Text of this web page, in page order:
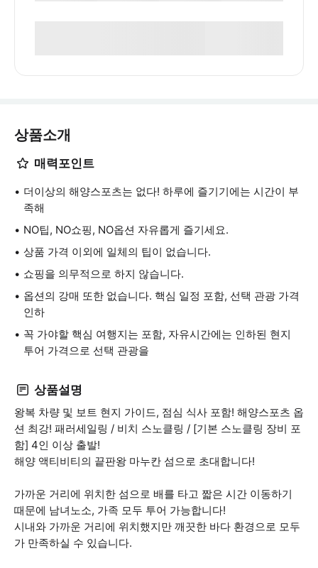
상품소개
매력포인트
더이상의 해양스포츠는 없다! 하루에 즐기기에는 시간이 부
족해
NO팁, NO쇼핑, NO옵션 자유롭게 즐기세요.
상품 가격 이외에 일체의 팁이 없습니다.
쇼핑을 의무적으로 하지 않습니다.
옵션의 강매 또한 없습니다. 핵심 일정 포함, 선택 관광 가격
인하
꼭 가야할 핵심 여행지는 포함, 자유시간에는 인하된 현지
투어 가격으로 선택 관광을
상품설명
왕복 차량 및 보트 현지 가이드, 점심 식사 포함! 해양스포츠 옵
션 최강! 패러세일링 / 비치 스노클링 / [기본 스노클링 장비 포
함] 4인 이상 출발!
해양 액티비티의 끝판왕 마누칸 섬으로 초대합니다!
가까운 거리에 위치한 섬으로 배를 타고 짧은 시간 이동하기
때문에 남녀노소, 가족 모두 투어 가능합니다!
시내와 가까운 거리에 위치했지만 깨끗한 바다 환경으로 모두
가 만족하실 수 있습니다.